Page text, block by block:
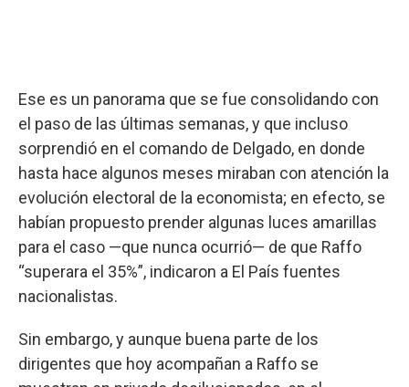
Ese es un panorama que se fue consolidando con
el paso de las últimas semanas, y que incluso
sorprendió en el comando de Delgado, en donde
hasta hace algunos meses miraban con atención la
evolución electoral de la economista; en efecto, se
habían propuesto prender algunas luces amarillas
para el caso —que nunca ocurrió— de que Raffo
“superara el 35%”, indicaron a El País fuentes
nacionalistas.
Sin embargo, y aunque buena parte de los
dirigentes que hoy acompañan a Raffo se